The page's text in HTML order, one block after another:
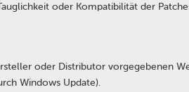
oder Kompatibilität der
oder Distributor vorgegebenen
Windows Update).